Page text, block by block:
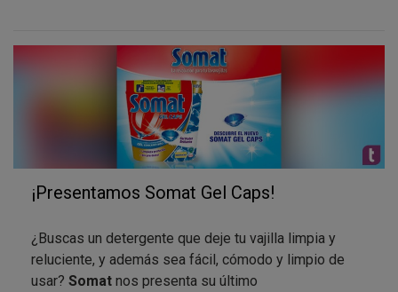
¡Presentamos Somat Gel Caps!
¿Buscas un detergente que deje tu vajilla limpia y
reluciente, y además sea fácil, cómodo y limpio de
usar? Somat nos presenta su último